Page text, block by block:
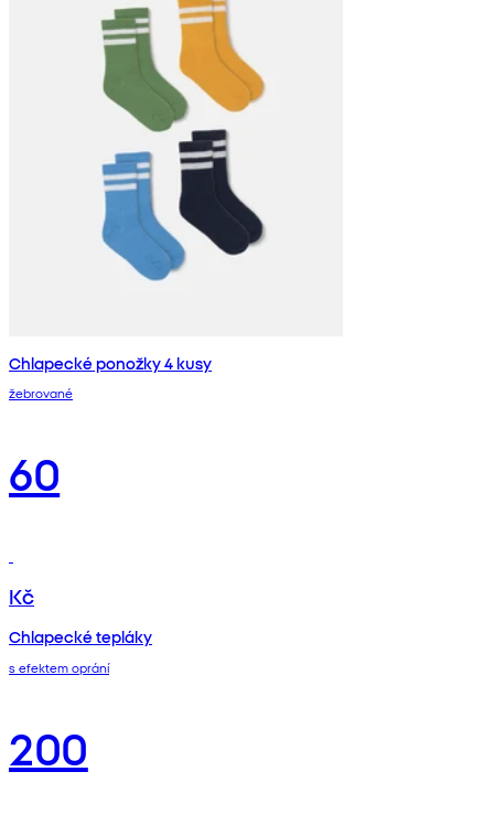
Chlapecké ponožky 4 kusy
žebrované
60
Kč
Chlapecké tepláky
s efektem oprání
200